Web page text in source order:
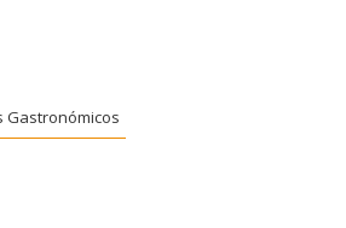
Gastronómicos